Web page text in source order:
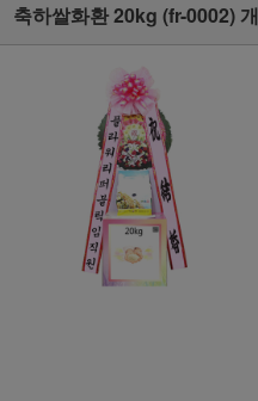
축하쌀화환 20kg (fr-0002)